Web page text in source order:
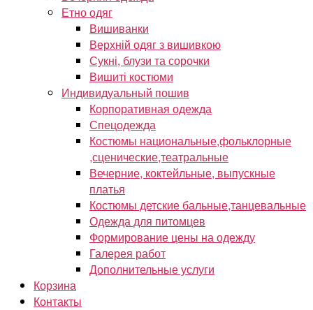
Етно одяг
Вишиванки
Верхній одяг з вишивкою
Сукні, блузи та сорочки
Вишиті костюми
Индивидуальный пошив
Корпоративная одежда
Спецодежда
Костюмы национальные,фольклорные
,сценические,театральные
Вечерние, коктейльные, выпускные
платья
Костюмы детские бальные,танцевальные
Одежда для питомцев
Формирование цены на одежду
Галерея работ
Дополнительные услуги
Корзина
Контакты